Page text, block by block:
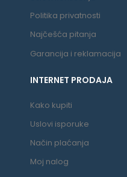
Politika privatnosti
Najčešća pitanja
Garancija i reklamacija
INTERNET PRODAJA
Kako kupiti
Uslovi isporuke
Način plaćanja
Moj nalog